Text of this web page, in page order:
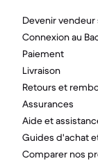
Devenir vendeur
Connexion au
Paiement
Livraison
Retours et
Assurances
Aide et
Guides d'achat
Comparer nos